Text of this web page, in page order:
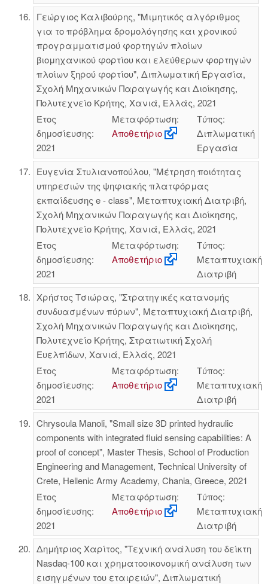
Γεώργιος Καλιβούρης, "Μιμητικός αλγόριθμος
για το πρόβλημα δρομολόγησης και χρονικού
προγραμματισμού φορτηγών πλοίων
βιομηχανικού φορτίου και ελεύθερων φορτηγών
πλοίων ξηρού φορτίου", Διπλωματική Εργασία,
Σχολή Μηχανικών Παραγωγής και Διοίκησης,
Πολυτεχνείο Κρήτης, Χανιά, Ελλάς, 2021
Έτος
δημοσίευσης:
2021
Μεταφόρτωση:
Αποθετήριο
Τύπος:
Διπλωματική
Εργασία
Ευγενία Στυλιανοπούλου, "Μέτρηση ποιότητας
υπηρεσιών της ψηφιακής πλατφόρμας
εκπαίδευσης e - class", Μεταπτυχιακή Διατριβή,
Σχολή Μηχανικών Παραγωγής και Διοίκησης,
Πολυτεχνείο Κρήτης, Χανιά, Ελλάς, 2021
Έτος
δημοσίευσης:
2021
Μεταφόρτωση:
Αποθετήριο
Τύπος:
Μεταπτυχιακή
Διατριβή
Χρήστος Τσιώρας, "Στρατηγικές κατανομής
συνδυασμένων πύρων", Μεταπτυχιακή Διατριβή,
Σχολή Μηχανικών Παραγωγής και Διοίκησης,
Πολυτεχνείο Κρήτης, Στρατιωτική Σχολή
Ευελπίδων, Χανιά, Ελλάς, 2021
Έτος
δημοσίευσης:
2021
Μεταφόρτωση:
Αποθετήριο
Τύπος:
Μεταπτυχιακή
Διατριβή
Chrysoula Manoli, "Small size 3D printed hydraulic
components with integrated fluid sensing capabilities: A
proof of concept", Master Thesis, School of Production
Engineering and Management, Technical University of
Crete, Hellenic Army Academy, Chania, Greece, 2021
Έτος
δημοσίευσης:
2021
Μεταφόρτωση:
Αποθετήριο
Τύπος:
Μεταπτυχιακή
Διατριβή
Δημήτριος Χαρίτος, "Τεχνική ανάλυση του δείκτη
Nasdaq-100 και χρηματοοικονομική ανάλυση των
εισηγμένων του εταιρειών", Διπλωματική